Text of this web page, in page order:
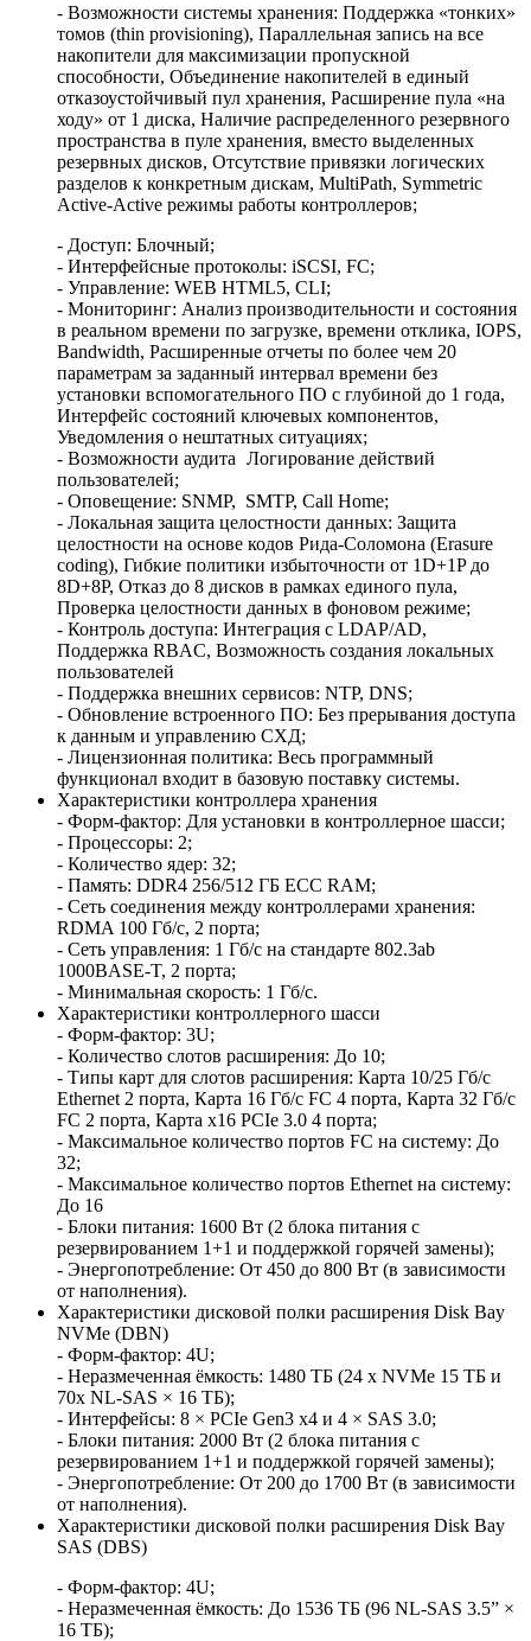
- Возможности системы хранения: Поддержка «тонких»
томов (thin provisioning), Параллельная запись на все
накопители для максимизации пропускной
способности, Объединение накопителей в единый
отказоустойчивый пул хранения, Расширение пула «на
ходу» от 1 диска, Наличие распределенного резервного
пространства в пуле хранения, вместо выделенных
резервных дисков, Отсутствие привязки логических
разделов к конкретным дискам, MultiPath, Symmetriс
Active-Active режимы работы контроллеров;
- Доступ: Блочный;
- Интерфейсные протоколы: iSCSI, FC;
- Управление: WEB HTML5, CLI;
- Мониторинг: Анализ производительности и состояния
в реальном времени по загрузке, времени отклика, IOPS,
Bandwidth, Расширенные отчеты по более чем 20
параметрам за заданный интервал времени без
установки вспомогательного ПО с глубиной до 1 года,
Интерфейс состояний ключевых компонентов,
Уведомления о нештатных ситуациях;
- Возможности аудита Логирование действий
пользователей;
- Оповещение: SNMP, SMTP, Call Home;
- Локальная защита целостности данных: Защита
целостности на основе кодов Рида-Соломона (Erasure
coding), Гибкие политики избыточности от 1D+1P до
8D+8P, Отказ до 8 дисков в рамках единого пула,
Проверка целостности данных в фоновом режиме;
- Контроль доступа: Интеграция с LDAP/AD,
Поддержка RBAC, Возможность создания локальных
пользователей
- Поддержка внешних сервисов: NTP, DNS;
- Обновление встроенного ПО: Без прерывания доступа
к данным и управлению СХД;
- Лицензионная политика: Весь программный
функционал входит в базовую поставку системы.
Характеристики контроллера хранения
- Форм-фактор: Для установки в контроллерное шасси;
- Процессоры: 2;
- Количество ядер: 32;
- Память: DDR4 256/512 ГБ ECC RAM;
- Сеть соединения между контроллерами хранения:
RDMA 100 Гб/с, 2 порта;
- Сеть управления: 1 Гб/с на стандарте 802.3ab
1000BASE-T, 2 порта;
- Минимальная скорость: 1 Гб/с.
Характеристики контроллерного шасси
- Форм-фактор: 3U;
- Количество слотов расширения: До 10;
- Типы карт для слотов расширения: Карта 10/25 Гб/с
Ethernet 2 порта, Карта 16 Гб/с FC 4 порта, Карта 32 Гб/с
FC 2 порта, Карта x16 PCIe 3.0 4 порта;
- Максимальное количество портов FC на систему: До
32;
- Максимальное количество портов Ethernet на систему:
До 16
- Блоки питания: 1600 Вт (2 блока питания с
резервированием 1+1 и поддержкой горячей замены);
- Энергопотребление: От 450 до 800 Вт (в зависимости
от наполнения).
Характеристики дисковой полки расширения Disk Bay
NVMe (DBN)
- Форм-фактор: 4U;
- Неразмеченная ёмкость: 1480 ТБ (24 x NVMe 15 ТБ и
70x NL-SAS × 16 ТБ);
- Интерфейсы: 8 × PCIe Gen3 x4 и 4 × SAS 3.0;
- Блоки питания: 2000 Вт (2 блока питания с
резервированием 1+1 и поддержкой горячей замены);
- Энергопотребление: От 200 до 1700 Вт (в зависимости
от наполнения).
Характеристики дисковой полки расширения Disk Bay
SAS (DBS)
- Форм-фактор: 4U;
- Неразмеченная ёмкость: До 1536 ТБ (96 NL-SAS 3.5” ×
16 ТБ);